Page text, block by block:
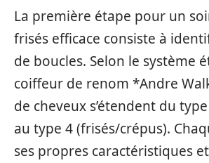
La première étape pour un
frisés efficace consiste à
de boucles. Selon le système
coiffeur de renom *Andre
de cheveux s’étendent du
au type 4 (frisés/crépus).
ses propres caractéristiques